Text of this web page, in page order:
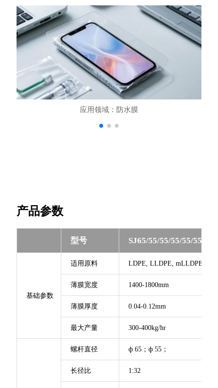
应用领域：防水膜
产品参数
型号 SJ65/55/55/55/55/55/
基础参数
适用原料 LDPE, LLDPE, mLLDPE,
薄膜宽度 1400-1800mm
薄膜厚度 0.04-0.12mm
最大产量 300-400kg/hr
螺杆直径 ф 65；ф 55；
长径比 1:32